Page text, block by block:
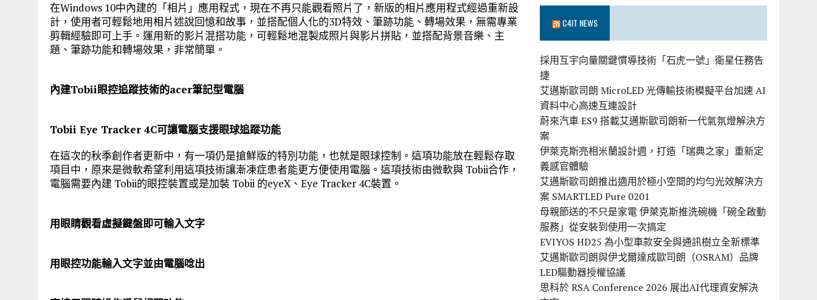
在Windows 10中內建的「相片」應用程式，現在不再只能觀看照片了，新版的相片應用程式經過重新設
計，使用者可輕鬆地用相片述說回憶和故事，並搭配個人化的3D特效、筆跡功能、轉場效果，無需專業
剪輯經驗即可上手。運用新的影片混搭功能，可輕鬆地混製成照片與影片拼貼，並搭配背景音樂、主
題、筆跡功能和轉場效果，非常簡單。
內建Tobii眼控追蹤技術的acer筆記型電腦
Tobii Eye Tracker 4C可讓電腦支援眼球追蹤功能
在這次的秋季創作者更新中，有一項仍是搶鮮版的特別功能，也就是眼球控制。這項功能放在輕鬆存取
項目中，原來是微軟希望利用這項技術讓漸凍症患者能更方便使用電腦。這項技術由微軟與 Tobii合作，
電腦需要內建 Tobii的眼控裝置或是加裝 Tobii 的eyeX、Eye Tracker 4C裝置。
用眼睛觀看虛擬鍵盤即可輸入文字
用眼控功能輸入文字並由電腦唸出
C4IT NEWS
採用互宇向量關鍵慣導技術「石虎一號」衛星任務告
捷
艾邁斯歐司朗 MicroLED 光傳輸技術模擬平台加速 AI
資料中心高速互連設計
蔚來汽車 ES9 搭載艾邁斯歐司朗新一代氣氛燈解決方
案
伊萊克斯亮相米蘭設計週，打造「瑞典之家」重新定
義感官體驗
艾邁斯歐司朗推出適用於極小空間的均勻光效解決方
案 SMARTLED Pure 0201
母親節送的不只是家電 伊萊克斯推洗碗機「碗全啟動
服務」從安裝到使用一次搞定
EVIYOS HD25 為小型車款安全與通訊樹立全新標準
艾邁斯歐司朗與伊戈爾達成歐司朗（OSRAM）品牌
LED驅動器授權協議
思科於 RSA Conference 2026 展出AI代理資安解決